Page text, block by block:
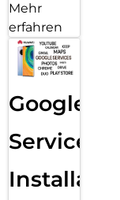
Mehr
erfahren
Google
Services
Installation